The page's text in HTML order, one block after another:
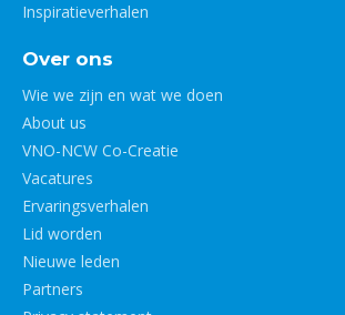
Inspiratieverhalen
Over ons
Wie we zijn en wat we doen
About us
VNO-NCW Co-Creatie
Vacatures
Ervaringsverhalen
Lid worden
Nieuwe leden
Partners